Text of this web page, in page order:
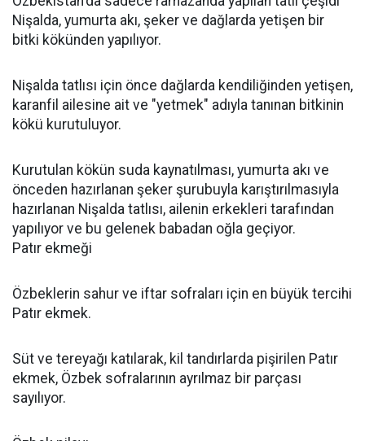
Nişalda, yumurta akı, şeker ve dağlarda yetişen bir
bitki kökünden yapılıyor.
Nişalda tatlısı için önce dağlarda kendiliğinden yetişen,
karanfil ailesine ait ve "yetmek" adıyla tanınan bitkinin
kökü kurutuluyor.
Kurutulan kökün suda kaynatılması, yumurta akı ve
önceden hazırlanan şeker şurubuyla karıştırılmasıyla
hazırlanan Nişalda tatlısı, ailenin erkekleri tarafından
yapılıyor ve bu gelenek babadan oğla geçiyor.
Patır ekmeği
Özbeklerin sahur ve iftar sofraları için en büyük tercihi
Patır ekmek.
Süt ve tereyağı katılarak, kil tandırlarda pişirilen Patır
ekmek, Özbek sofralarının ayrılmaz bir parçası
sayılıyor.